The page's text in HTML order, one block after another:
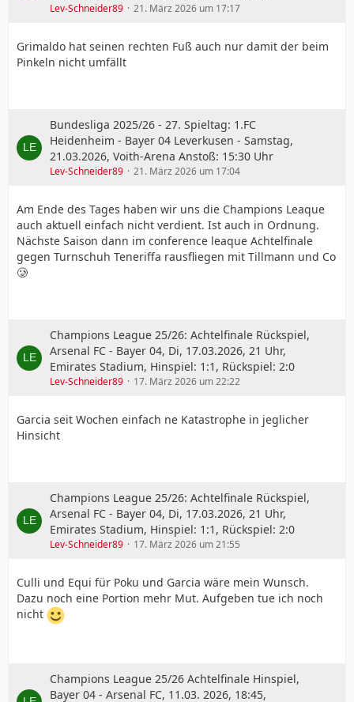
Lev-Schneider89 21. März 2026 um 17:17
Grimaldo hat seinen rechten Fuß auch nur damit der beim
Pinkeln nicht umfällt
Bundesliga 2025/26 - 27. Spieltag: 1.FC
Heidenheim - Bayer 04 Leverkusen - Samstag,
21.03.2026, Voith-Arena Anstoß: 15:30 Uhr
Lev-Schneider89 21. März 2026 um 17:04
Am Ende des Tages haben wir uns die Champions Leaque
auch aktuell einfach nicht verdient. Ist auch in Ordnung.
Nächste Saison dann im conference leaque Achtelfinale
gegen Turnschuh Teneriffa rausfliegen mit Tillmann und Co
🥲
Champions League 25/26: Achtelfinale Rückspiel,
Arsenal FC - Bayer 04, Di, 17.03.2026, 21 Uhr,
Emirates Stadium, Hinspiel: 1:1, Rückspiel: 2:0
Lev-Schneider89 17. März 2026 um 22:22
Garcia seit Wochen einfach ne Katastrophe in jeglicher
Hinsicht
Champions League 25/26: Achtelfinale Rückspiel,
Arsenal FC - Bayer 04, Di, 17.03.2026, 21 Uhr,
Emirates Stadium, Hinspiel: 1:1, Rückspiel: 2:0
Lev-Schneider89 17. März 2026 um 21:55
Culli und Equi für Poku und Garcia wäre mein Wunsch.
Dazu noch eine Portion mehr Mut. Aufgeben tue ich noch
nicht
Champions League 25/26 Achtelfinale Hinspiel,
Bayer 04 - Arsenal FC, 11.03. 2026, 18:45,